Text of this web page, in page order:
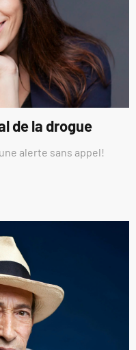
de la drogue
alerte sans appel!